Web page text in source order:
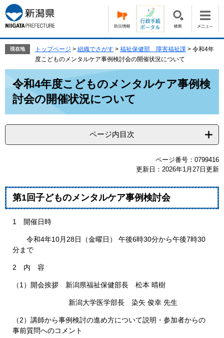
ー
ジ
の
で
ニ
ュ
ー
ば
現在地 トップページ > 組織でさがす > 福祉保健部 障害福祉課 > 令和4年
度こどものメンタルケア事例検討会の開催状況について
令和4年度こどものメンタルケア事例検
討会の開催状況について
ページ内目次
ページ番号：0799416
更新日：2026年1月27日更新
第1回子どものメンタルケア事例検討会
1 開催日時
令和4年10月28日（金曜日） 午後6時30分から午後7時30
分まで
2 内 容
（1）開会挨拶 新潟県福祉保健部長 松本 晴樹
新潟大学医学部長 染矢 俊幸 先生
（2）講師から事例検討の進め方について説明・参加者からの
事前質問へのコメント